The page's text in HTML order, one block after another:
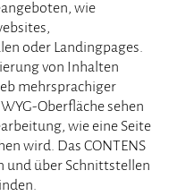
wie
oder Landingpages.
von Inhalten
mehrsprachiger
Oberfläche sehen
wie eine Seite
wird. Das CONTENS
und über Schnittstellen